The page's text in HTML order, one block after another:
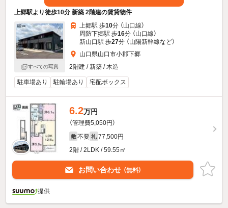
上郷駅より徒歩10分 新築 2階建の賃貸物件
すべての写真
上郷駅 歩10分 （山口線）
周防下郷駅 歩16分 （山口線）
新山口駅 歩27分 （山陽新幹線など）
山口県山口市小郡下郷
2階建 / 新築 / 木造
駐車場あり 駐輪場あり 宅配ボックス
6.2万円
（管理費5,050円）
敷 不要 礼 77,500円
2階 / 2LDK / 59.55㎡
お問い合わせ （無料）
提供